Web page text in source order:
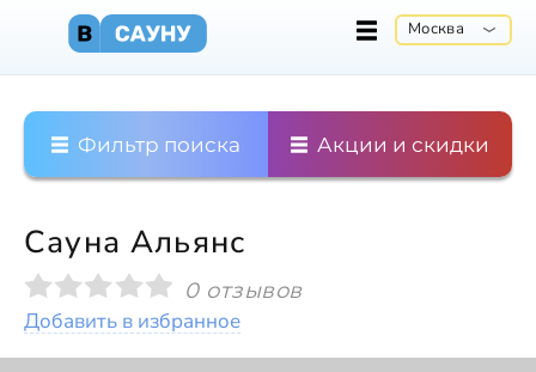
Москва
Фильтр поиска Акции и скидки
Сауна Альянс
0 отзывов
Добавить в избранное